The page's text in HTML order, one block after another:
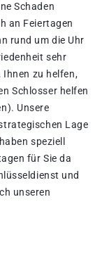
Schaden
an Feiertagen
rund um die Uhr
sehr
Ihnen zu helfen,
Schlosser helfen
Unsere
Lage
speziell
für Sie da
und
unseren